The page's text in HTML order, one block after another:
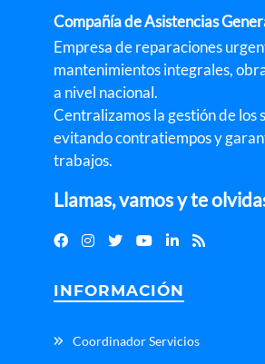
Compañía de Asistencias
Empresa de reparaciones
mantenimientos integrales,
a nivel nacional.
Centralizamos la gestión de los
evitando contratiempos y
trabajos.
Llamas, vamos y te
INFORMACIÓN
Coordinador Servicios